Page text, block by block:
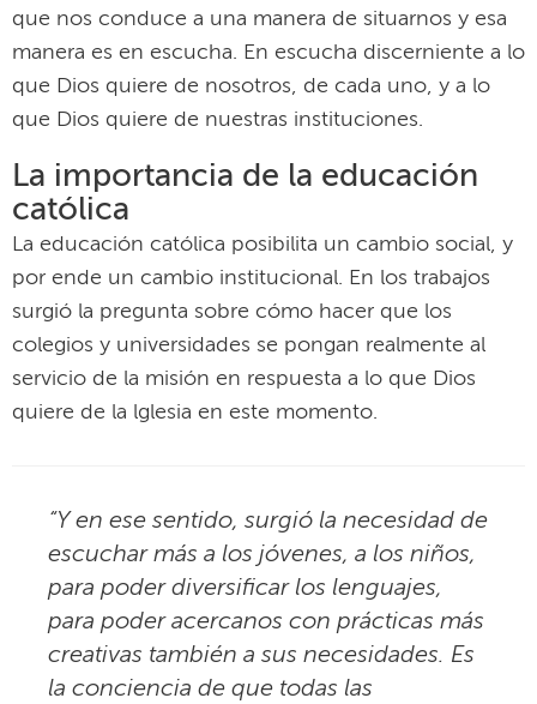
que nos conduce a una manera de situarnos y esa
manera es en escucha. En escucha discerniente a lo
que Dios quiere de nosotros, de cada uno, y a lo
que Dios quiere de nuestras instituciones.
La importancia de la educación
católica
La educación católica posibilita un cambio social, y
por ende un cambio institucional. En los trabajos
surgió la pregunta sobre cómo hacer que los
colegios y universidades se pongan realmente al
servicio de la misión en respuesta a lo que Dios
quiere de la lglesia en este momento.
“Y en ese sentido, surgió la necesidad de
escuchar más a los jóvenes, a los niños,
para poder diversificar los lenguajes,
para poder acercanos con prácticas más
creativas también a sus necesidades. Es
la conciencia de que todas las